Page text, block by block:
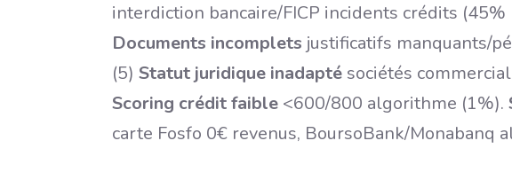
interdiction bancaire/FICP incidents crédits (45%
Documents incomplets justificatifs manquants/
(5) Statut juridique inadapté sociétés
Scoring crédit faible <600/800 algorithme (1%).
carte Fosfo 0€ revenus, BoursoBank/Monabanq